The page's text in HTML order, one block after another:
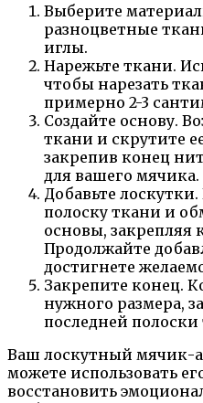
Выберите
разноцветные
иглы.
Нарежьте ткани.
чтобы нарезать
примерно 2-3
Создайте основу.
ткани и скрутите
закрепив конец
для вашего мячика.
Добавьте
полоску ткани и
основы, закрепляя
Продолжайте
достигнете
Закрепите конец.
нужного размера,
последней полоски
Ваш лоскутный мячик-
можете использовать
восстановить